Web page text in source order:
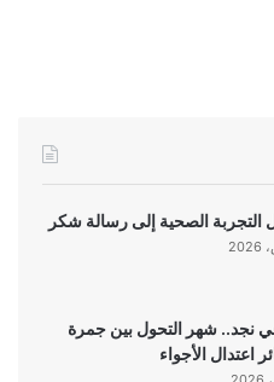
التجربة الصحية إلى رسالة شكر
شهر التحول بين جمرة
اعتدال الأجواء